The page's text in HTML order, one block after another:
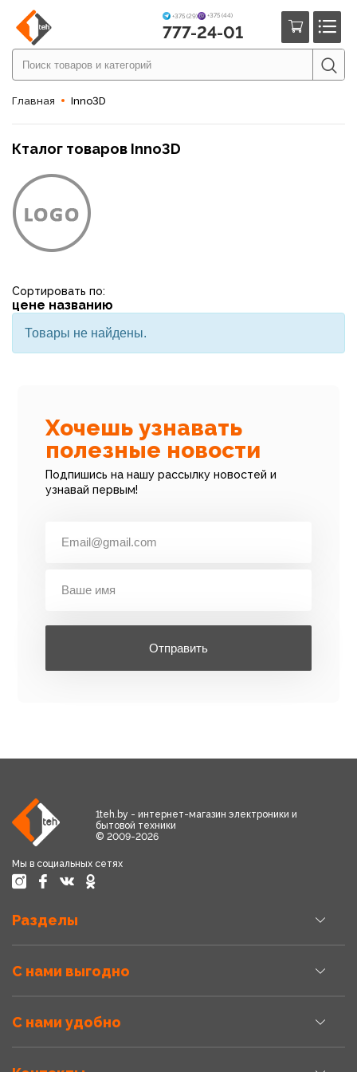
+375 (29) +375 (44)
777-24-01
Главная Inno3D
Кталог товаров Inno3D
Сортировать по:
цене названию
Товары не найдены.
Хочешь узнавать
полезные новости
Подпишись на нашу рассылку новостей и
узнавай первым!
Отправить
1teh.by - интернет-магазин электроники и
бытовой техники
© 2009-2026
Мы в социальных сетях
Разделы
С нами выгодно
С нами удобно